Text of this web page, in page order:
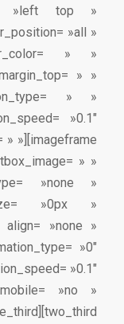
»left top »
»all »
» »
» »
» »
»0.1″
»][imageframe
» »
»none »
»0px »
align= »none »
»0″
»0.1″
»no »